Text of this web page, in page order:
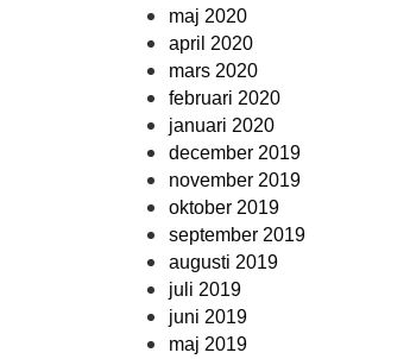
maj 2020
april 2020
mars 2020
februari 2020
januari 2020
december 2019
november 2019
oktober 2019
september 2019
augusti 2019
juli 2019
juni 2019
maj 2019